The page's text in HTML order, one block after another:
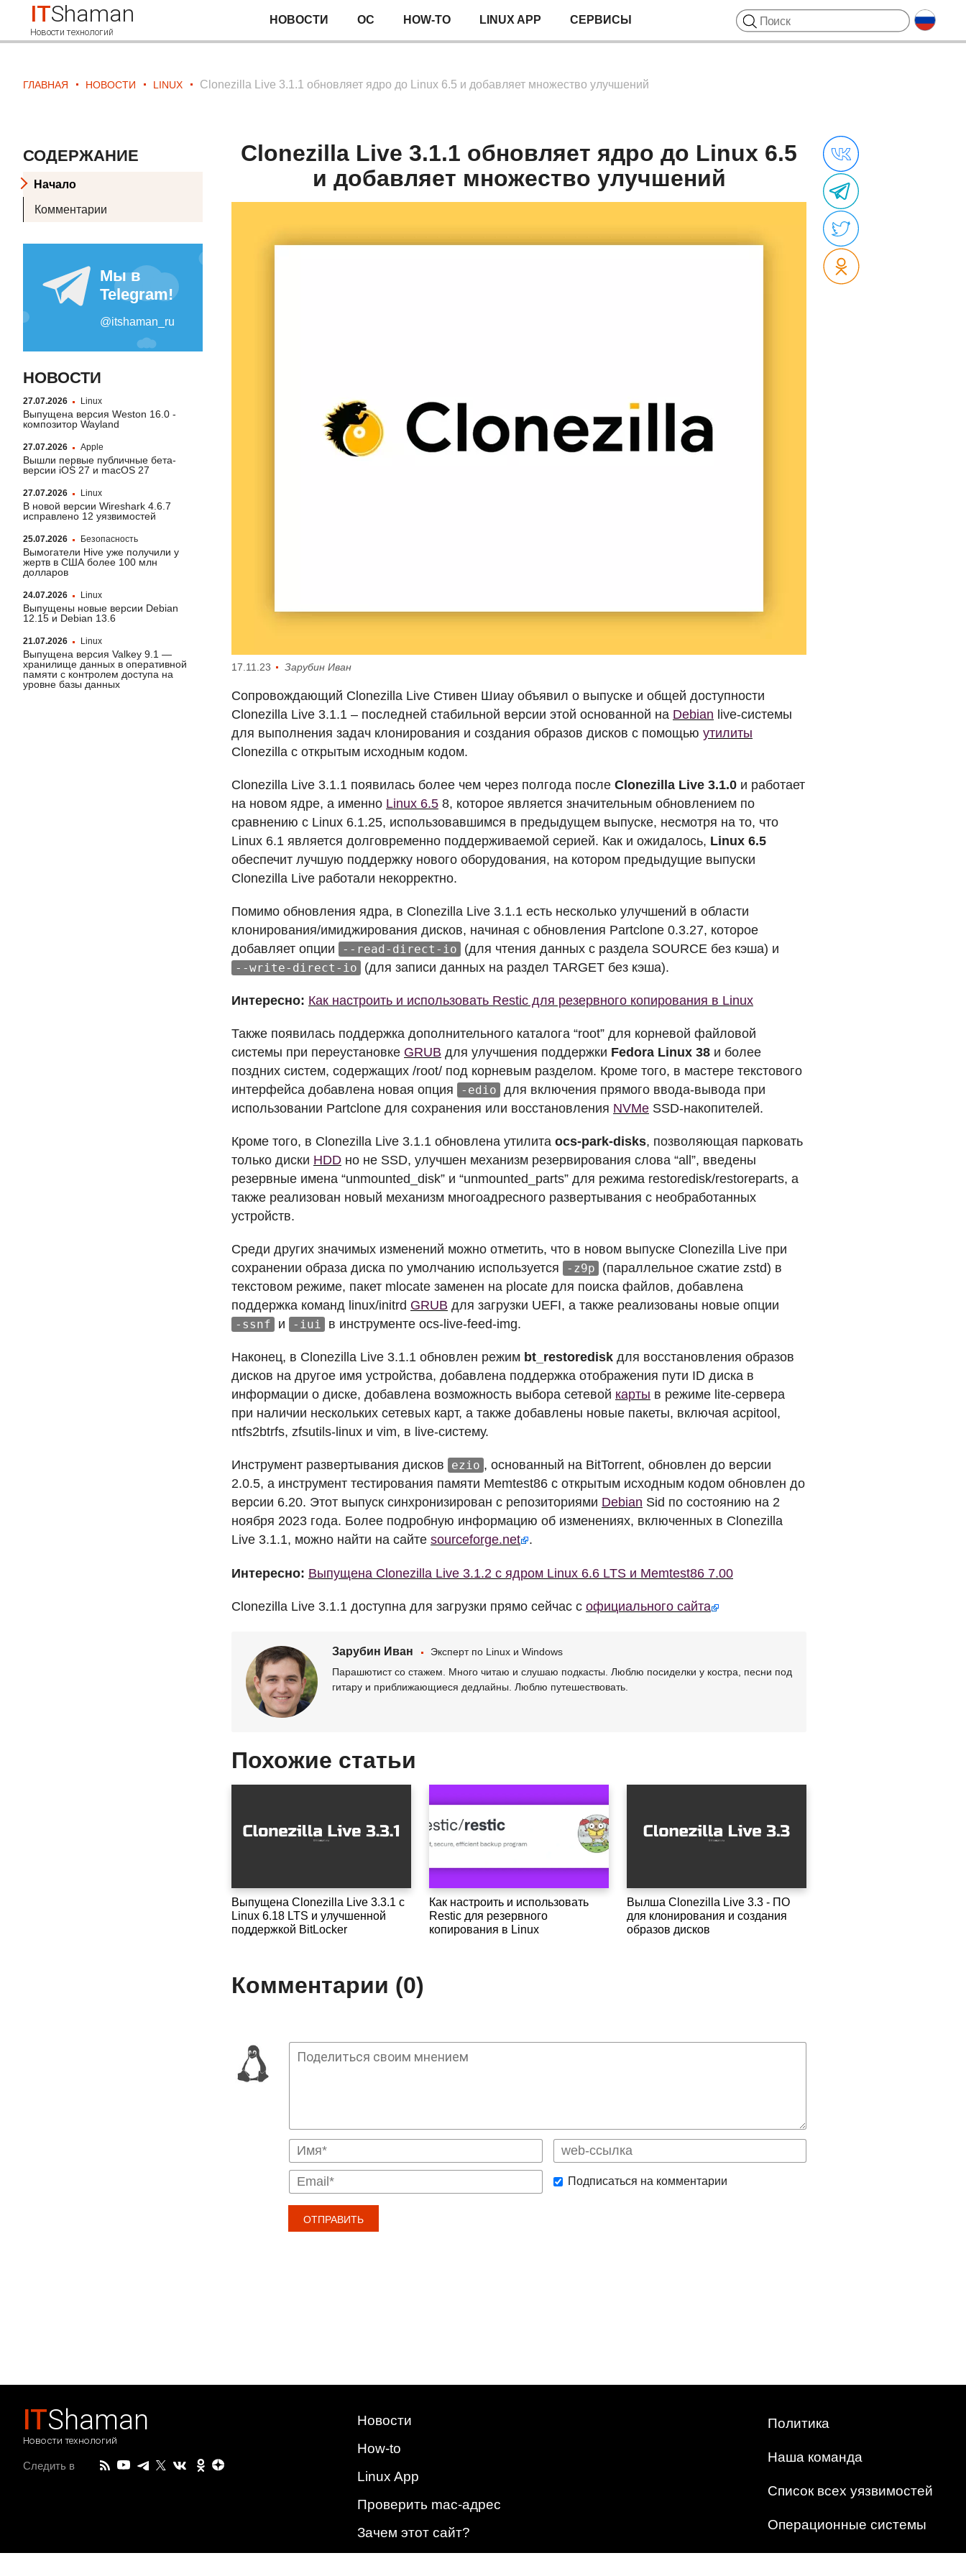
ITShaman
Новости технологий
НОВОСТИ ОС HOW-TO LINUX APP СЕРВИСЫ
ГЛАВНАЯ НОВОСТИ LINUX Clonezilla Live 3.1.1 обновляет ядро до Linux 6.5 и добавляет множество улучшений
СОДЕРЖАНИЕ
Начало
Комментарии
НОВОСТИ
27.07.2026 Linux
Выпущена версия Weston 16.0 -
композитор Wayland
27.07.2026 Apple
Вышли первые публичные бета-
версии iOS 27 и macOS 27
27.07.2026 Linux
В новой версии Wireshark 4.6.7
исправлено 12 уязвимостей
25.07.2026 Безопасность
Вымогатели Hive уже получили у
жертв в США более 100 млн
долларов
24.07.2026 Linux
Выпущены новые версии Debian
12.15 и Debian 13.6
21.07.2026 Linux
Выпущена версия Valkey 9.1 —
хранилище данных в оперативной
памяти с контролем доступа на
уровне базы данных
Clonezilla Live 3.1.1 обновляет ядро до Linux 6.5
и добавляет множество улучшений
17.11.23 Зарубин Иван
Сопровождающий Clonezilla Live Стивен Шиау объявил о выпуске и общей доступности
Clonezilla Live 3.1.1 – последней стабильной версии этой основанной на Debian live-системы
для выполнения задач клонирования и создания образов дисков с помощью утилиты
Clonezilla с открытым исходным кодом.
Clonezilla Live 3.1.1 появилась более чем через полгода после Clonezilla Live 3.1.0 и работает
на новом ядре, а именно Linux 6.5 8, которое является значительным обновлением по
сравнению с Linux 6.1.25, использовавшимся в предыдущем выпуске, несмотря на то, что
Linux 6.1 является долговременно поддерживаемой серией. Как и ожидалось, Linux 6.5
обеспечит лучшую поддержку нового оборудования, на котором предыдущие выпуски
Clonezilla Live работали некорректно.
Помимо обновления ядра, в Clonezilla Live 3.1.1 есть несколько улучшений в области
клонирования/имиджирования дисков, начиная с обновления Partclone 0.3.27, которое
добавляет опции
--read-direct-io (для чтения данных с раздела SOURCE без кэша) и
--write-direct-io (для записи данных на раздел TARGET без кэша).
Интересно: Как настроить и использовать Restic для резервного копирования в Linux
Также появилась поддержка дополнительного каталога “root” для корневой файловой
системы при переустановке GRUB для улучшения поддержки Fedora Linux 38 и более
поздних систем, содержащих /root/ под корневым разделом. Кроме того, в мастере текстового
интерфейса добавлена новая опция
-edio для включения прямого ввода-вывода при
использовании Partclone для сохранения или восстановления NVMe SSD-накопителей.
Кроме того, в Clonezilla Live 3.1.1 обновлена утилита ocs-park-disks, позволяющая парковать
только диски HDD но не SSD, улучшен механизм резервирования слова “all”, введены
резервные имена “unmounted_disk” и “unmounted_parts” для режима restoredisk/restoreparts, а
также реализован новый механизм многоадресного развертывания с необработанных
устройств.
Среди других значимых изменений можно отметить, что в новом выпуске Clonezilla Live при
сохранении образа диска по умолчанию используется
-z9p
(параллельное сжатие zstd) в
текстовом режиме, пакет mlocate заменен на plocate для поиска файлов, добавлена
поддержка команд linux/initrd GRUB для загрузки UEFI, а также реализованы новые опции
-ssnf и -iui в инструменте ocs-live-feed-img.
Наконец, в Clonezilla Live 3.1.1 обновлен режим bt_restoredisk для восстановления образов
дисков на другое имя устройства, добавлена поддержка отображения пути ID диска в
информации о диске, добавлена возможность выбора сетевой карты в режиме lite-сервера
при наличии нескольких сетевых карт, а также добавлены новые пакеты, включая acpitool,
ntfs2btrfs, zfsutils-linux и vim, в live-систему.
Инструмент развертывания дисков ezio , основанный на BitTorrent, обновлен до версии
2.0.5, а инструмент тестирования памяти Memtest86 с открытым исходным кодом обновлен до
версии 6.20. Этот выпуск синхронизирован с репозиториями Debian Sid по состоянию на 2
ноября 2023 года. Более подробную информацию об изменениях, включенных в Clonezilla
Live 3.1.1, можно найти на сайте sourceforge.net .
Интересно: Выпущена Clonezilla Live 3.1.2 с ядром Linux 6.6 LTS и Memtest86 7.00
Clonezilla Live 3.1.1 доступна для загрузки прямо сейчас с официального сайта
Зарубин Иван
Эксперт по Linux и Windows
Парашютист со стажем. Много читаю и слушаю подкасты. Люблю посиделки у костра, песни под
гитару и приближающиеся дедлайны. Люблю путешествовать.
Похожие статьи
Выпущена Clonezilla Live 3.3.1 с
Linux 6.18 LTS и улучшенной
поддержкой BitLocker
Как настроить и использовать
Restic для резервного
копирования в Linux
Вылша Clonezilla Live 3.3 - ПО
для клонирования и создания
образов дисков
Комментарии (0)
Подписаться на комментарии
ITShaman
Новости технологий
Следить в
Новости
How-to
Linux App
Проверить mac-адрес
Зачем этот сайт?
Политика
Наша команда
Список всех уязвимостей
Операционные системы